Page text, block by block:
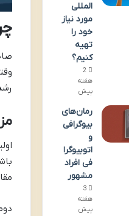
المللی
مورد نیاز
خود را
تهیه
کنیم؟
2
هفته
پیش
رمان‌های
بیوگرافی
و
اتوبیوگرا
فی افراد
مشهور
3
هفته
پیش